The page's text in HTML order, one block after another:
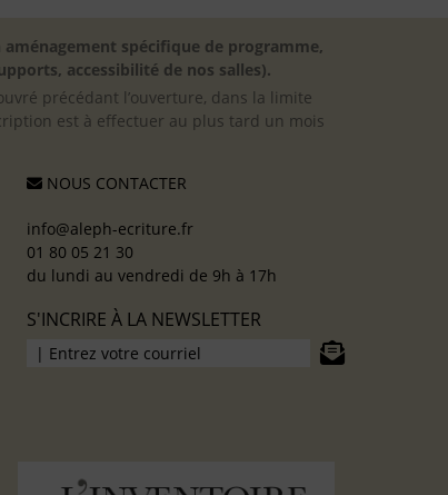
aménagement spécifique de programme,
accessibilité de nos salles).
précédant l’ouverture, dans la limite
est à effectuer au plus tard un mois
NOUS CONTACTER
info@aleph-ecriture.fr
01 80 05 21 30
du lundi au vendredi de 9h à 17h
S'INCRIRE À LA NEWSLETTER